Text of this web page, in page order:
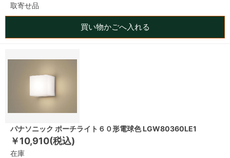
取寄せ品
買い物かごへ入れる
パナソニック ポーチライト６０形電球色 LGW80360LE1
￥10,910(税込)
在庫